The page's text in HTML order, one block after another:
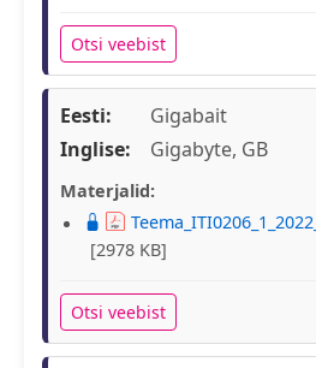
Otsi veebist
Eesti:
Gigabait
Inglise:
Gigabyte, GB
Materjalid:
[2978 KB]
Otsi veebist